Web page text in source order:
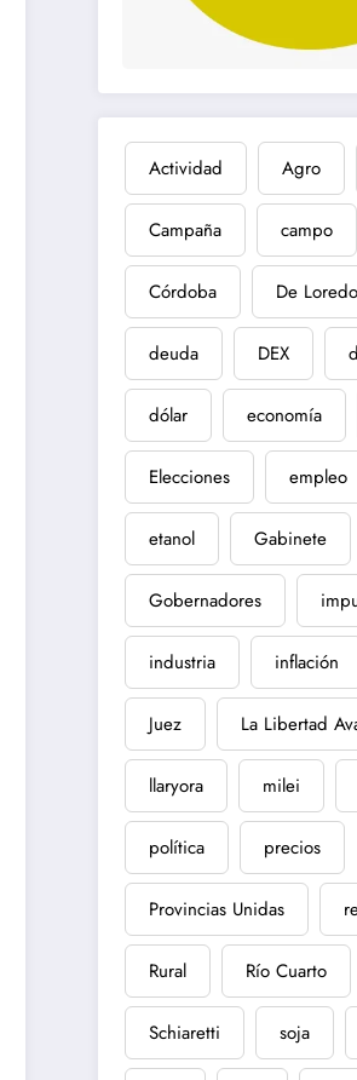
Actividad Agro
Campaña campo
Córdoba De Loredo
deuda DEX
dólar economía
Elecciones empleo
etanol Gabinete
Gobernadores
industria inflación
Juez La Libertad
llaryora milei
política precios
Provincias Unidas
Rural Río Cuarto
Schiaretti soja